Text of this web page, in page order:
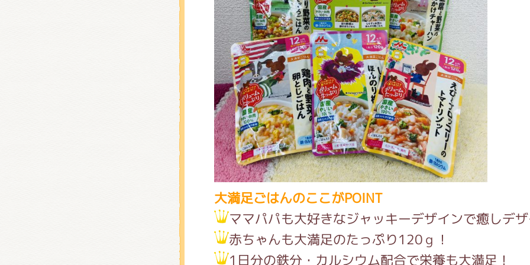
大満足ごはんのここがPOINT
ママパパも大好きなジャッキーデザインで癒しデ
赤ちゃんも大満足のたっぷり120ｇ！
1日分の鉄分・カルシウム配合で栄養も大満足！